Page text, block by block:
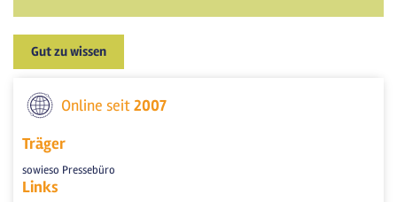
Gut zu wissen
Online seit2007
Träger
sowieso Pressebüro
Links